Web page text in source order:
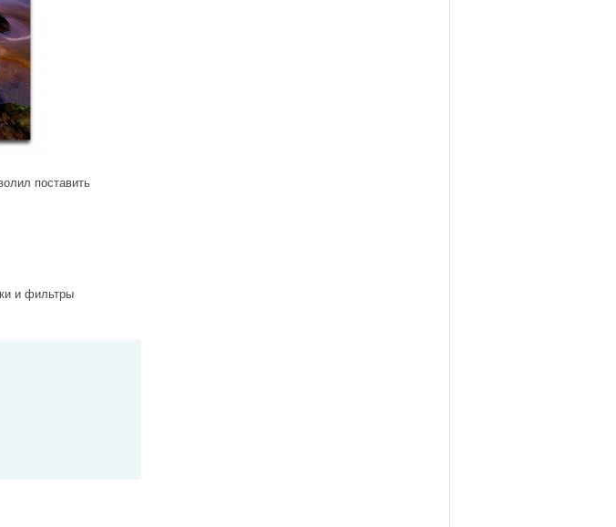
поставить
и фильтры